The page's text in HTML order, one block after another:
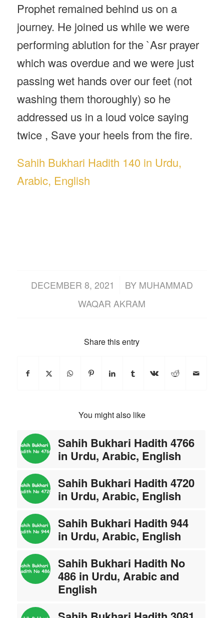
Prophet remained behind us on a
journey. He joined us while we were
performing ablution for the `Asr prayer
which was overdue and we were just
passing wet hands over our feet (not
washing them thoroughly) so he
addressed us in a loud voice saying
twice , Save your heels from the fire.
Sahih Bukhari Hadith 140 in Urdu,
Arabic, English
DECEMBER 8, 2021
/ BY MUHAMMAD
WAQAR AKRAM
Share this entry
You might also like
Sahih Bukhari Hadith 4766
in Urdu, Arabic, English
Sahih Bukhari Hadith 4720
in Urdu, Arabic, English
Sahih Bukhari Hadith 944
in Urdu, Arabic, English
Sahih Bukhari Hadith No
486 in Urdu, Arabic and
English